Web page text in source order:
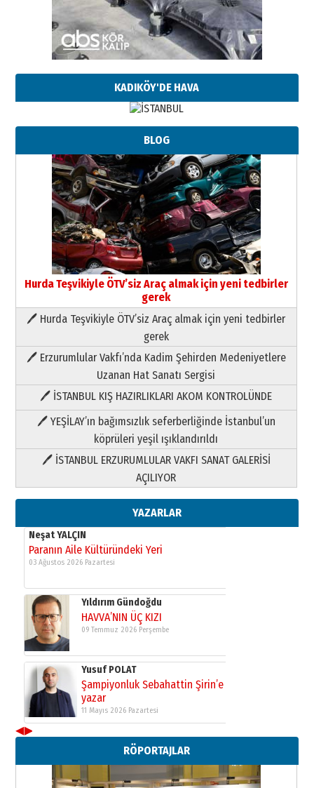
KADIKÖY'DE HAVA
BLOG
Hurda Teşvikiyle ÖTV’siz Araç almak için yeni tedbirler
gerek
🖊 Hurda Teşvikiyle ÖTV’siz Araç almak için yeni tedbirler
gerek
🖊 Erzurumlular Vakfı’nda Kadim Şehirden Medeniyetlere
Uzanan Hat Sanatı Sergisi
🖊 İSTANBUL KIŞ HAZIRLIKLARI AKOM KONTROLÜNDE
🖊 YEŞİLAY’ın bağımsızlık seferberliğinde İstanbul’un
köprüleri yeşil ışıklandırıldı
🖊 İSTANBUL ERZURUMLULAR VAKFI SANAT GALERİSİ
AÇILIYOR
YAZARLAR
Paranın Aile Kültüründeki Yeri
03 Ağustos 2026 Pazartesi
Yıldırım Gündoğdu
HAVVA’NIN ÜÇ KIZI
09 Temmuz 2026 Perşembe
Yusuf POLAT
Şampiyonluk Sebahattin Şirin’e
11 Mayıs 2026 Pazartesi
Neşat YALÇIN
Paranın Aile Kültüründeki Yeri
03 Ağustos 2026 Pazartesi
Yıldırım Gündoğdu
HAVVA’NIN ÜÇ KIZI
09 Temmuz 2026 Perşembe
Yusuf POLAT
Şampiyonluk Sebahattin Şirin’e
yazar
11 Mayıs 2026 Pazartesi
Neşat YALÇIN
Paranın Aile Kültüründeki Yeri
03 Ağustos 2026 Pazartesi
◀▶
RÖPORTAJLAR